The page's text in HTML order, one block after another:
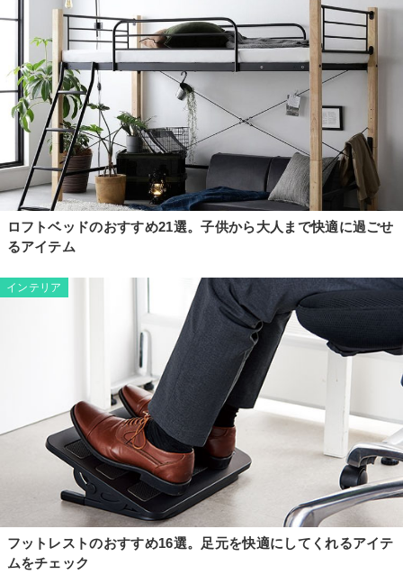
ロフトベッドのおすすめ21選。子供から大人まで快適に過ごせ
るアイテム
インテリア
フットレストのおすすめ16選。足元を快適にしてくれるアイテ
ムをチェック